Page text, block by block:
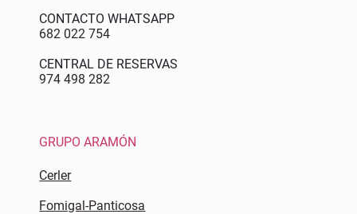
CONTACTO WHATSAPP
682 022 754
CENTRAL DE RESERVAS
974 498 282
GRUPO ARAMÓN
Cerler
Fomigal-Panticosa